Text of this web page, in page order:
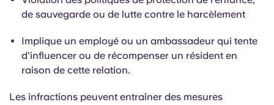
de sauvegarde ou de lutte contre le harcèlement
Implique un employé ou un ambassadeur qui tente
d'influencer ou de récompenser un résident en
raison de cette relation.
Les infractions peuvent entraîner des mesures